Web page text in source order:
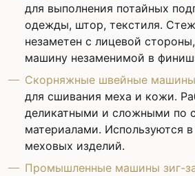
для выполнения потайных
одежды, штор, текстиля.
незаметен с лицевой
машину незаменимой в
Скорняжные швейные
для сшивания меха и кожи.
деликатными и сложными по
материалами. Используются
меховых изделий.
Промышленные машины зиг-